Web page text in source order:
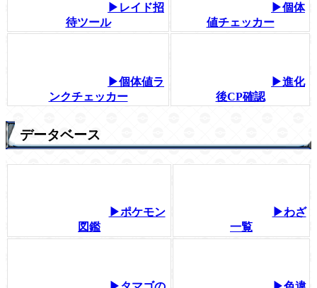
▶レイド招
待ツール
▶個体
値チェッカー
▶個体値ラ
ンクチェッカー
▶進化
後CP確認
データベース
▶ポケモン
図鑑
▶わざ
一覧